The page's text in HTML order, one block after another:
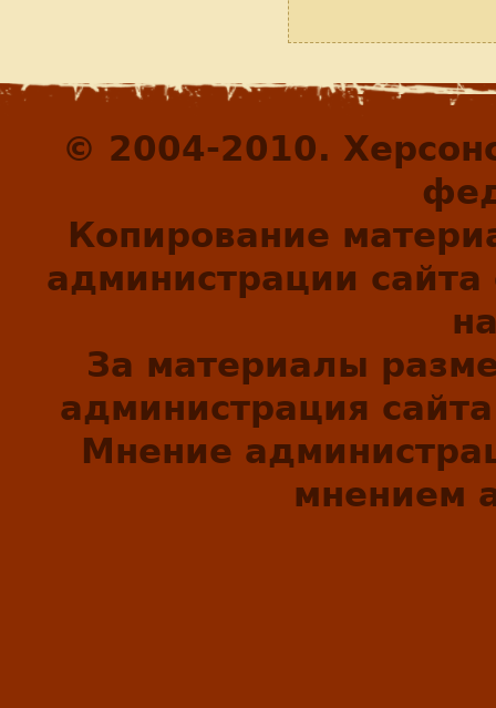
© 2004-2010.
Копирование
администрации
За материалы
администрация
Мнение
мнением